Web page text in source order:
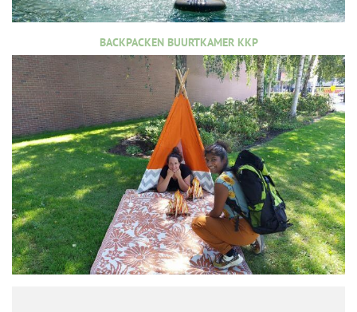
BACKPACKEN BUURTKAMER KKP